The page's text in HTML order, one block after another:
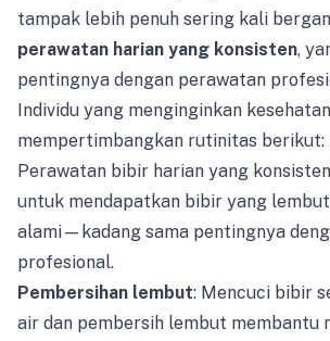
tampak lebih penuh sering kali
perawatan harian yang konsisten,
pentingnya dengan perawatan
Individu yang menginginkan
mempertimbangkan rutinitas berikut:
Perawatan bibir harian yang
untuk mendapatkan bibir yang
alami—kadang sama pentingnya
profesional.
Pembersihan lembut: Mencuci bibir
air dan pembersih lembut membantu